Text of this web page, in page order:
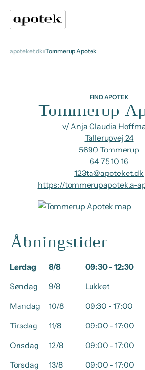
apoteket.dk Tommerup Apotek
FIND APOTEK
Tommerup
v/ Anja Claudia
Tallerupvej 24
5690 Tommerup
64 75 10 16
123ta@apoteket.dk
https://tommerupapotek.a-
Åbningstider
Lørdag 8/8
09:30 - 12:30
Søndag
9/8
Lukket
Mandag
10/8
09:30 - 17:00
Tirsdag
11/8
09:00 - 17:00
Onsdag
12/8
09:00 - 17:00
Torsdag
13/8
09:00 - 17:00